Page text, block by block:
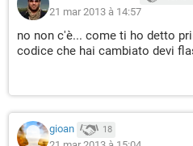
21 mar 2013 à 14:57
no non c'è... come ti ho detto
codice che hai cambiato devi
gioan 18